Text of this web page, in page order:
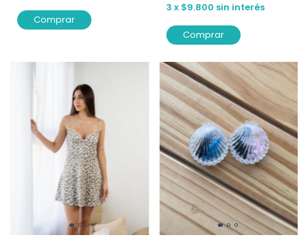
Comprar
3 x $9.800 sin interés
Comprar